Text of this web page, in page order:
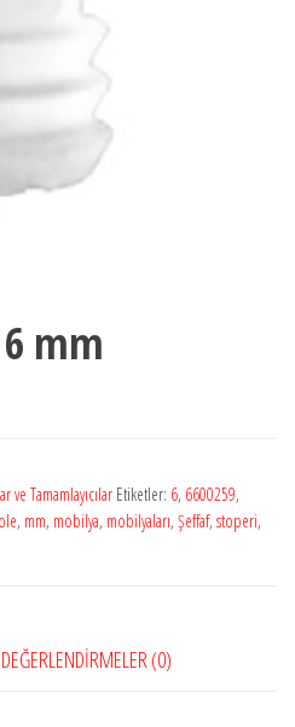
mm
ve Tamamlayıcılar Etiketler: 6, 6600259,
, mm, mobilya, mobilyaları, Şeffaf, stoperi,
DEĞERLENDIRMELER (0)